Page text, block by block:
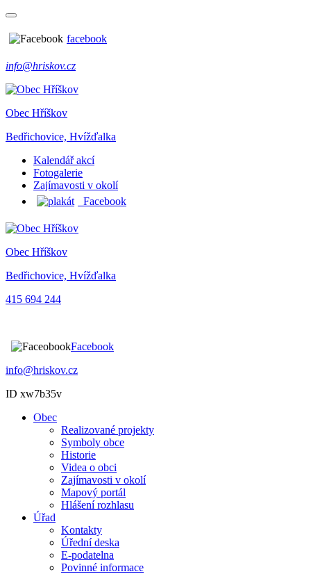
facebook
info@hriskov.cz
Obec Hříškov
Bedřichovice, Hvížďalka
Kalendář akcí
Fotogalerie
Zajímavosti v okolí
Facebook
Obec Hříškov
Bedřichovice, Hvížďalka
415 694 244
Facebook
info@hriskov.cz
ID xw7b35v
Obec
Realizované projekty
Symboly obce
Historie
Videa o obci
Zajímavosti v okolí
Mapový portál
Hlášení rozhlasu
Úřad
Kontakty
Úřední deska
E-podatelna
Povinné informace